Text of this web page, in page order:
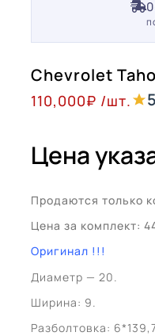
Chevrolet
110,000₽ /шт.
Цена
Продаются только
Цена за комплект:
Оригинал !!!
Диаметр — 20.
Ширина: 9.
Разболтовка: